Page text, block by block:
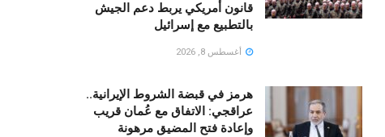
قانون أمريكي يربط دعم الجيش
بالتطبيع مع إسرائيل
أغسطس 8, 2026
هرمز في قبضة الشروط الإيرانية..
عراقجي: الاتفاق مع عُمان قريب
وإعادة فتح المضيق مرهونة